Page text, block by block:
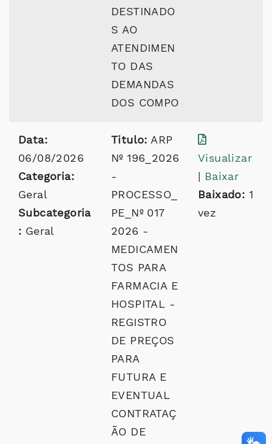
DESTINADO
S AO
ATENDIMEN
TO DAS
DEMANDAS
DOS COMPO
Data:
06/08/2026
Categoria:
Geral
Subcategoria
: Geral
Titulo: ARP
Nº 196_2026
-
PROCESSO_
PE_Nº 017
2026 -
MEDICAMEN
TOS PARA
FARMACIA E
HOSPITAL -
REGISTRO
DE PREÇOS
PARA
FUTURA E
EVENTUAL
CONTRATAÇ
ÃO DE
Visualizar
| Baixar
Baixado: 1
vez